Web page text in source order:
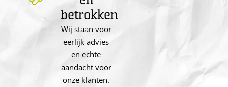
betrokken
Wij staan voor
eerlijk advies
en echte
aandacht voor
onze klanten.